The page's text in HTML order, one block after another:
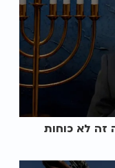
זה לא כוחות